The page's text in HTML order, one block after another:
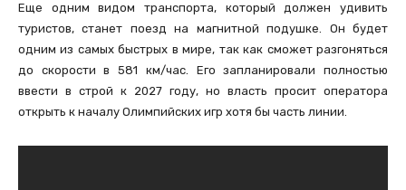
Еще одним видом транспорта, который должен удивить
туристов, станет поезд на магнитной подушке. Он будет
одним из самых быстрых в мире, так как сможет разгоняться
до скорости в 581 км/час. Его запланировали полностью
ввести в строй к 2027 году, но власть просит оператора
открыть к началу Олимпийских игр хотя бы часть линии.